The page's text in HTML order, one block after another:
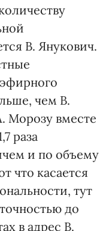
В. Янукович.
чем В.
вместе
раза
и по объему
что касается
тут
до
в адрес В.